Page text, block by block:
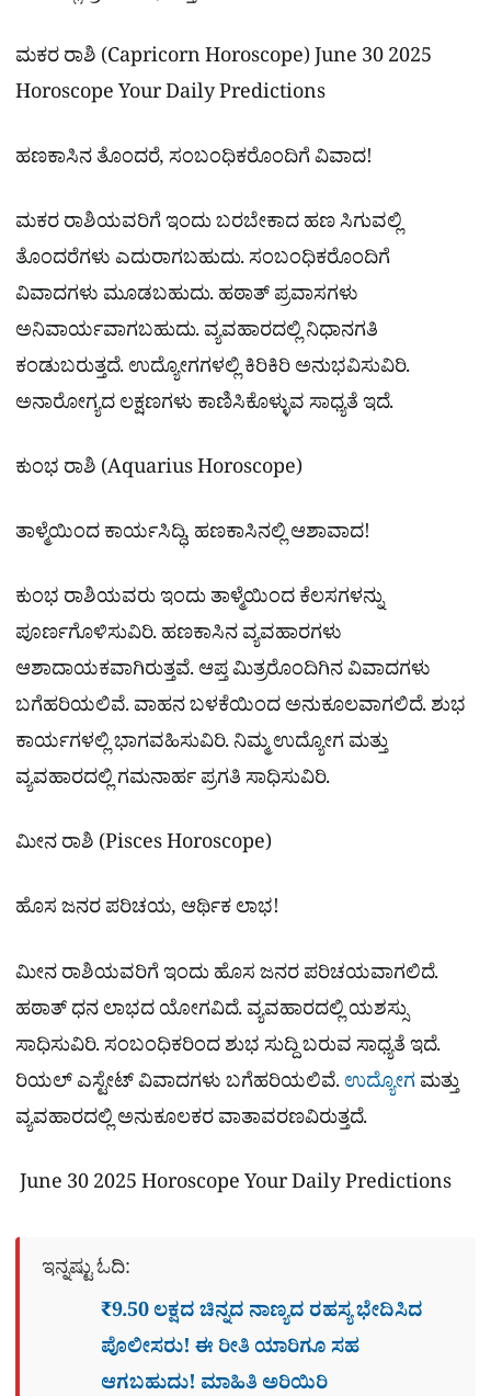
ಮಕರ ರಾಶಿ (Capricorn Horoscope) June 30 2025
Horoscope Your Daily Predictions
ಹಣಕಾಸಿನ ತೊಂದರೆ, ಸಂಬಂಧಿಕರೊಂದಿಗೆ ವಿವಾದ!
ಮಕರ ರಾಶಿಯವರಿಗೆ ಇಂದು ಬರಬೇಕಾದ ಹಣ ಸಿಗುವಲ್ಲಿ
ತೊಂದರೆಗಳು ಎದುರಾಗಬಹುದು. ಸಂಬಂಧಿಕರೊಂದಿಗೆ
ವಿವಾದಗಳು ಮೂಡಬಹುದು. ಹಠಾತ್ ಪ್ರವಾಸಗಳು
ಅನಿವಾರ್ಯವಾಗಬಹುದು. ವ್ಯವಹಾರದಲ್ಲಿ ನಿಧಾನಗತಿ
ಕಂಡುಬರುತ್ತದೆ. ಉದ್ಯೋಗಗಳಲ್ಲಿ ಕಿರಿಕಿರಿ ಅನುಭವಿಸುವಿರಿ.
ಅನಾರೋಗ್ಯದ ಲಕ್ಷಣಗಳು ಕಾಣಿಸಿಕೊಳ್ಳುವ ಸಾಧ್ಯತೆ ಇದೆ.
ಕುಂಭ ರಾಶಿ (Aquarius Horoscope)
ತಾಳ್ಮೆಯಿಂದ ಕಾರ್ಯಸಿದ್ಧಿ, ಹಣಕಾಸಿನಲ್ಲಿ ಆಶಾವಾದ!
ಕುಂಭ ರಾಶಿಯವರು ಇಂದು ತಾಳ್ಮೆಯಿಂದ ಕೆಲಸಗಳನ್ನು
ಪೂರ್ಣಗೊಳಿಸುವಿರಿ. ಹಣಕಾಸಿನ ವ್ಯವಹಾರಗಳು
ಆಶಾದಾಯಕವಾಗಿರುತ್ತವೆ. ಆಪ್ತ ಮಿತ್ರರೊಂದಿಗಿನ ವಿವಾದಗಳು
ಬಗೆಹರಿಯಲಿವೆ. ವಾಹನ ಬಳಕೆಯಿಂದ ಅನುಕೂಲವಾಗಲಿದೆ. ಶುಭ
ಕಾರ್ಯಗಳಲ್ಲಿ ಭಾಗವಹಿಸುವಿರಿ. ನಿಮ್ಮ ಉದ್ಯೋಗ ಮತ್ತು
ವ್ಯವಹಾರದಲ್ಲಿ ಗಮನಾರ್ಹ ಪ್ರಗತಿ ಸಾಧಿಸುವಿರಿ.
ಮೀನ ರಾಶಿ (Pisces Horoscope)
ಹೊಸ ಜನರ ಪರಿಚಯ, ಆರ್ಥಿಕ ಲಾಭ!
ಮೀನ ರಾಶಿಯವರಿಗೆ ಇಂದು ಹೊಸ ಜನರ ಪರಿಚಯವಾಗಲಿದೆ.
ಹಠಾತ್ ಧನ ಲಾಭದ ಯೋಗವಿದೆ. ವ್ಯವಹಾರದಲ್ಲಿ ಯಶಸ್ಸು
ಸಾಧಿಸುವಿರಿ. ಸಂಬಂಧಿಕರಿಂದ ಶುಭ ಸುದ್ದಿ ಬರುವ ಸಾಧ್ಯತೆ ಇದೆ.
ರಿಯಲ್ ಎಸ್ಟೇಟ್ ವಿವಾದಗಳು ಬಗೆಹರಿಯಲಿವೆ.ಉದ್ಯೋಗಮತ್ತು
ವ್ಯವಹಾರದಲ್ಲಿ ಅನುಕೂಲಕರ ವಾತಾವರಣವಿರುತ್ತದೆ.
June 30 2025 Horoscope Your Daily Predictions
ಇನ್ನಷ್ಟು ಓದಿ:
₹9.50 ಲಕ್ಷದ ಚಿನ್ನದ ನಾಣ್ಯದ ರಹಸ್ಯ ಭೇದಿಸಿದ
ಪೊಲೀಸರು! ಈ ರೀತಿ ಯಾರಿಗೂ ಸಹ
ಆಗಬಹುದು! ಮಾಹಿತಿ ಅರಿಯಿರಿ